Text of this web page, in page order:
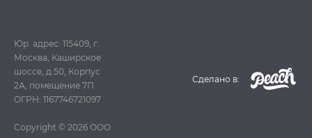
Юр. адрес: 115409, г.
Москва, Каширское
шоссе, д.50, Корпус
2А, помещение 7П
ОГРН: 1167746721097
Copyright © 2026 ООО
Cделано в: